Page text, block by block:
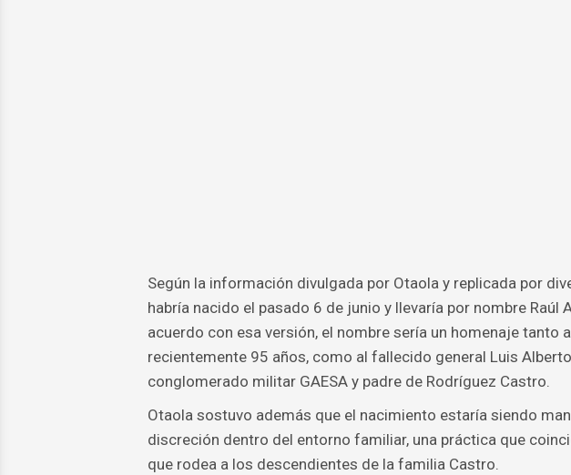
Según la información divulgada por Otaola y replicada por
habría nacido el pasado 6 de junio y llevaría por nombre Raúl
acuerdo con esa versión, el nombre sería un homenaje tanto
recientemente 95 años, como al fallecido general Luis
conglomerado militar GAESA y padre de Rodríguez Castro.
Otaola sostuvo además que el nacimiento estaría siendo
discreción dentro del entorno familiar, una práctica que
que rodea a los descendientes de la familia Castro.